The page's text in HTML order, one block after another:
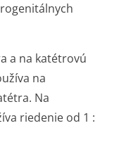
a na katétrovú
na
Na
riedenie od 1 :